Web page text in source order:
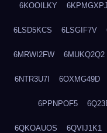
6KOOILKY 6KPMGXPJ
6LSD5KCS 6LSGIF7V
6MRWI2FW 6MUKQ2Q2
6NTR3U7I 6OXMG49D
6PPNPOF5
6QKOAUOS 6QVIJ1K1